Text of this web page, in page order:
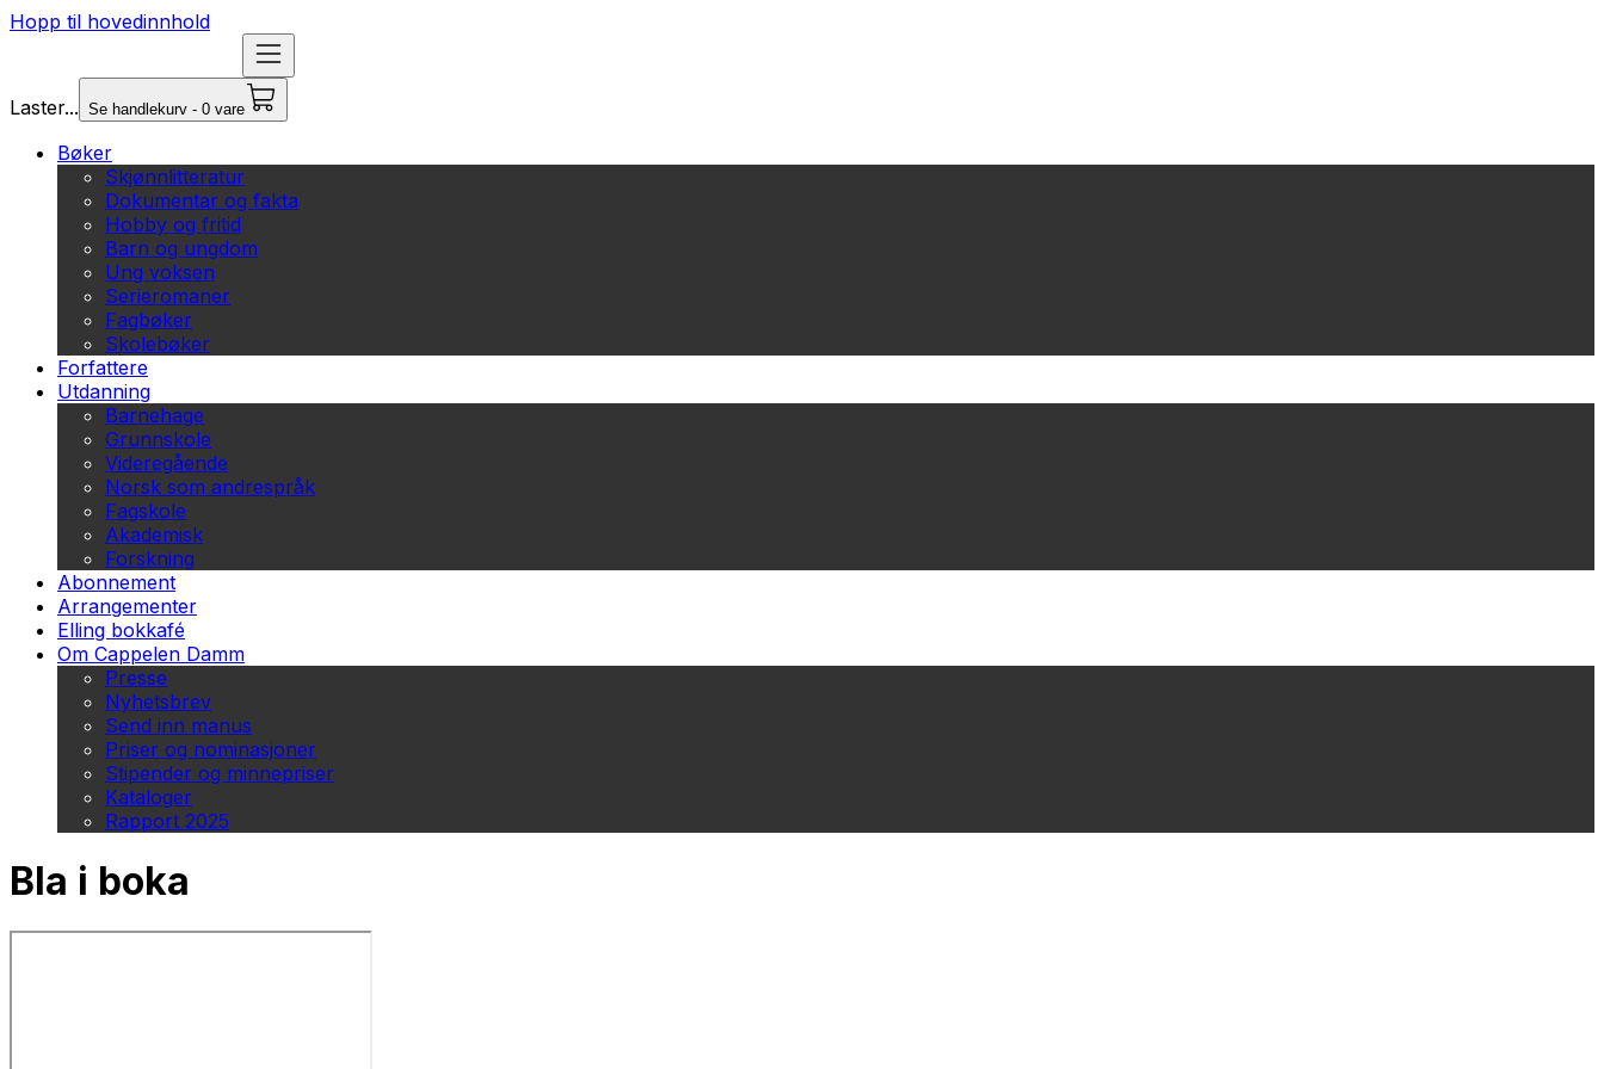
Hopp til hovedinnhold
Laster... Se handlekurv - 0 vare
Bøker
Skjønnlitteratur
Dokumentar og fakta
Hobby og fritid
Barn og ungdom
Ung voksen
Serieromaner
Fagbøker
Skolebøker
Forfattere
Utdanning
Barnehage
Grunnskole
Videregående
Norsk som andrespråk
Fagskole
Akademisk
Forskning
Abonnement
Arrangementer
Elling bokkafé
Om Cappelen Damm
Presse
Nyhetsbrev
Send inn manus
Priser og nominasjoner
Stipender og minnepriser
Kataloger
Rapport 2025
Bla i boka